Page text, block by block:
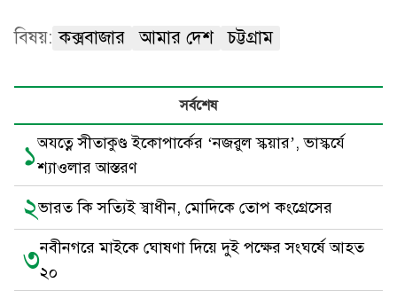
বিষয়: কক্সবাজার আমার দেশ চট্টগ্রাম
সর্বশেষ
১অযত্নে সীতাকুণ্ড ইকোপার্কের ‘নজরুল স্কয়ার’, ভাস্কর্যে
শ্যাওলার আস্তরণ
২ভারত কি সত্যিই স্বাধীন, মোদিকে তোপ কংগ্রেসের
৩নবীনগরে মাইকে ঘোষণা দিয়ে দুই পক্ষের সংঘর্ষে আহত
২০